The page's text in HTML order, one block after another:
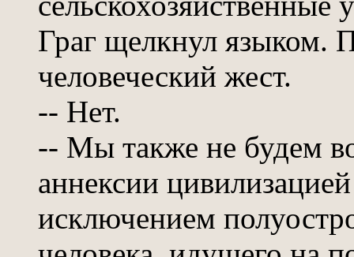
Граг щелкнул языком.
человеческий жест.
-- Нет.
-- Мы также не будем
аннексии
исключением